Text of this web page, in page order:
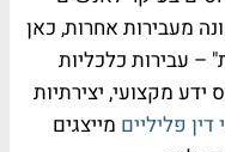
מעבירות אחרות, כאן
– עבירות כלכליות
מקצועי, יצירתיות
דין פליליים מייצגים